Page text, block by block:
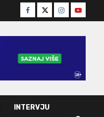
Facebook
TwitterInstagram
Youtube
INTERVJU